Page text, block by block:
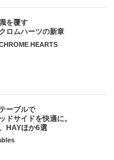
を覆す
ロムハーツの新章
HEARTS
ーブルで
ドサイドを快適に。
HAYほか6選